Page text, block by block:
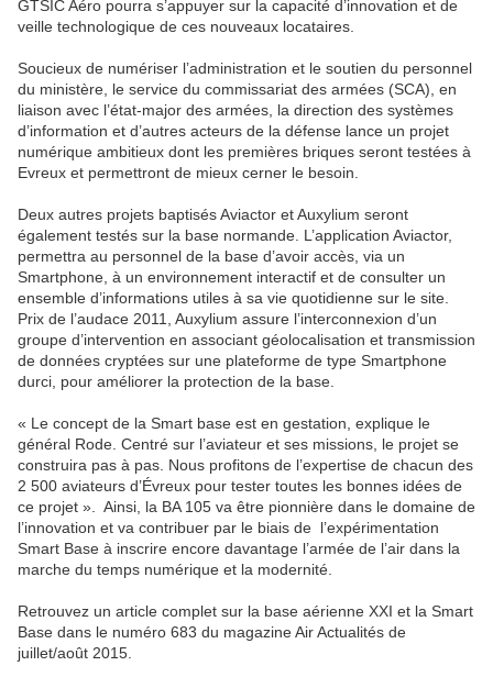
GTSIC Aéro pourra s’appuyer sur la capacité d’innovation et de
veille technologique de ces nouveaux locataires.
Soucieux de numériser l’administration et le soutien du personnel
du ministère, le service du commissariat des armées (SCA), en
liaison avec l’état-major des armées, la direction des systèmes
d’information et d’autres acteurs de la défense lance un projet
numérique ambitieux dont les premières briques seront testées à
Evreux et permettront de mieux cerner le besoin.
Deux autres projets baptisés Aviactor et Auxylium seront
également testés sur la base normande. L’application Aviactor,
permettra au personnel de la base d’avoir accès, via un
Smartphone, à un environnement interactif et de consulter un
ensemble d’informations utiles à sa vie quotidienne sur le site.
Prix de l’audace 2011, Auxylium assure l’interconnexion d’un
groupe d’intervention en associant géolocalisation et transmission
de données cryptées sur une plateforme de type Smartphone
durci, pour améliorer la protection de la base.
« Le concept de la Smart base est en gestation, explique le
général Rode. Centré sur l’aviateur et ses missions, le projet se
construira pas à pas. Nous profitons de l’expertise de chacun des
2 500 aviateurs d’Évreux pour tester toutes les bonnes idées de
ce projet ». Ainsi, la BA 105 va être pionnière dans le domaine de
l’innovation et va contribuer par le biais de l’expérimentation
Smart Base à inscrire encore davantage l’armée de l’air dans la
marche du temps numérique et la modernité.
Retrouvez un article complet sur la base aérienne XXI et la Smart
Base dans le numéro 683 du magazine Air Actualités de
juillet/août 2015.